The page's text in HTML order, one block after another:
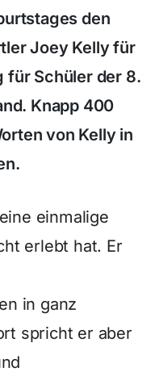
den
Joey Kelly für
für Schüler der 8.
Knapp 400
von Kelly in
einmalige
erlebt hat. Er
in ganz
spricht er aber